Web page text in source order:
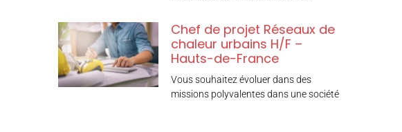
Chef de projet Réseaux de
chaleur urbains H/F –
Hauts-de-France
Vous souhaitez évoluer dans des
missions polyvalentes dans une société